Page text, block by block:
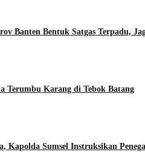
Banten Bentuk Satgas Terpadu,
Terumbu Karang di Tebok Batang
Kapolda Sumsel Instruksikan